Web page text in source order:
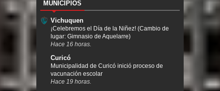
MUNICIPIOS
Vichuquen
¡Celebremos el Día de la Niñez! (Cambio de
lugar: Gimnasio de Aquelarre)
Hace 16 horas.
Curicó
Municipalidad de Curicó inició proceso de
vacunación escolar
Hace 19 horas.